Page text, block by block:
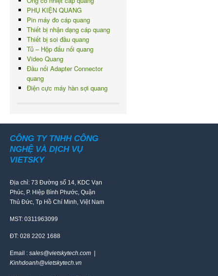
PHỤ KIỆN QUANG
Pin máy đo cáp quang
Thiết bị nhận dạng cáp quang
Thiết bị soi đầu quang
Tủ – Hộp đấu nối quang
Video Quang
Đầu nối Adapter Connector
quang
Điện cực máy hàn sợi quang
CÔNG TY TNHH CÔNG
NGHỆ VÀ DỊCH VỤ
VIETSKY
Địa chỉ: 73 Đường số 14, KDC Vạn
Phúc, P. Hiệp Bình Phước, Quận
Thủ Đức, Tp Hồ Chí Minh, Việt Nam
MST: 0311963099
ĐT: 028 2202 1688
Email : sales@vietskytech.com |
Kinhdoanh@vietskytech.vn